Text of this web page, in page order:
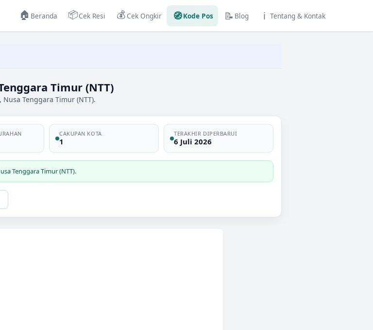
🏠 Beranda 📦Cek Resi 💰 Cek Ongkir 🧭Kode Pos 📝 Blog ℹ️ Tentang & Kontak
Timur (NTT)
Tenggara Timur (NTT).
CAKUPAN KOTA
1
TERAKHIR DIPERBARUI
6 Juli 2026
Tenggara Timur (NTT).